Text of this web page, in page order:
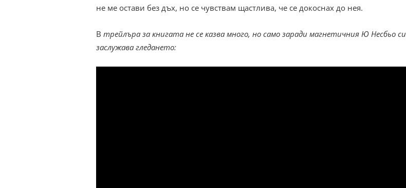
не ме остави без дъх, но се чувствам щастлива, че се докоснах до нея.
В трейлъра за книгата не се казва много, но само заради магнетичния Ю Несбьо си
заслужава гледането: